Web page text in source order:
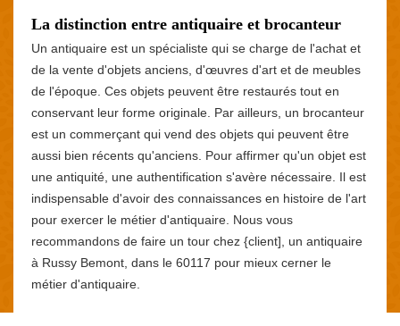
La distinction entre antiquaire et brocanteur
Un antiquaire est un spécialiste qui se charge de l'achat et
de la vente d'objets anciens, d'œuvres d'art et de meubles
de l'époque. Ces objets peuvent être restaurés tout en
conservant leur forme originale. Par ailleurs, un brocanteur
est un commerçant qui vend des objets qui peuvent être
aussi bien récents qu'anciens. Pour affirmer qu'un objet est
une antiquité, une authentification s'avère nécessaire. Il est
indispensable d'avoir des connaissances en histoire de l'art
pour exercer le métier d'antiquaire. Nous vous
recommandons de faire un tour chez {client], un antiquaire
à Russy Bemont, dans le 60117 pour mieux cerner le
métier d'antiquaire.